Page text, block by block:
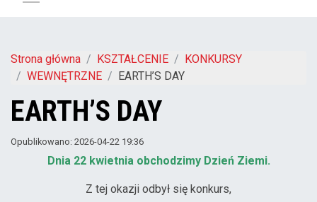
Strona główna KSZTAŁCENIE
KONKURSY
WEWNĘTRZNE
EARTH’S DAY
EARTH’S DAY
Opublikowano: 2026-04-22 19:36
Dnia 22 kwietnia obchodzimy Dzień Ziemi.
Z tej okazji odbył się konkurs,